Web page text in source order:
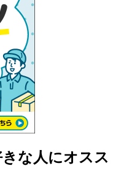
な人にオスス